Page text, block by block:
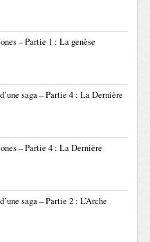
– Partie 1 : La genèse
saga – Partie 4 : La Dernière
– Partie 4 : La Dernière
saga – Partie 2 : L’Arche